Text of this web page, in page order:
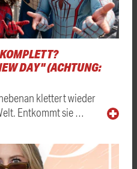
DAY" (ACHTUNG:
klettert wieder
Entkommt sie …